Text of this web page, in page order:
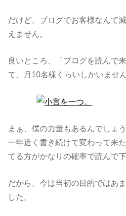
だけど、ブログでお客様なんて
えません。
良いところ、「ブログを読んで
て、月10名様くらいしかいません
まぁ、僕の力量もあるんでしょう
一年近く書き続けて変わって来
てる方がかなりの確率で読んで
だから、今は当初の目的ではあ
した。